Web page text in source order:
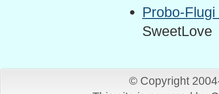
Probo-
SweetLove
© Copyright